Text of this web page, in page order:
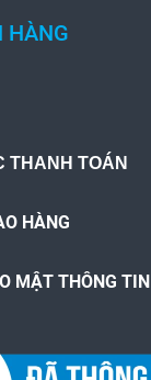
HÀNG
THANH TOÁN
HÀNG
MẬT THÔNG TIN